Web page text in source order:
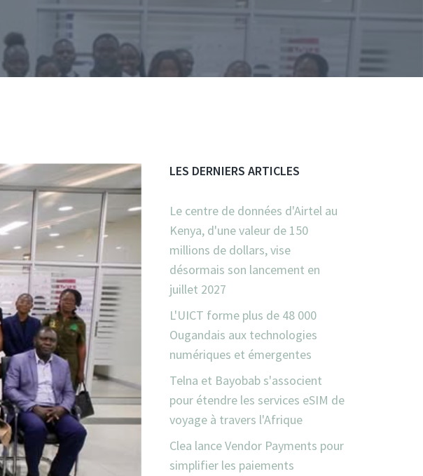
LES DERNIERS ARTICLES
Le centre de données d'Airtel au
Kenya, d'une valeur de 150
millions de dollars, vise
désormais son lancement en
juillet 2027
L'UICT forme plus de 48 000
Ougandais aux technologies
numériques et émergentes
Telna et Bayobab s'associent
pour étendre les services eSIM de
voyage à travers l'Afrique
Clea lance Vendor Payments pour
simplifier les paiements